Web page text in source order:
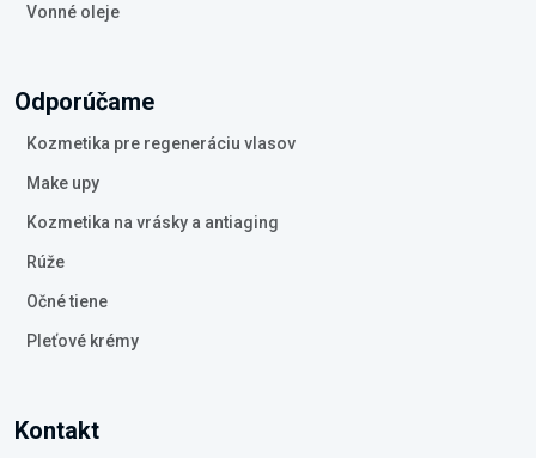
Vonné oleje
Odporúčame
Kozmetika pre regeneráciu vlasov
Make upy
Kozmetika na vrásky a antiaging
Rúže
Očné tiene
Pleťové krémy
Kontakt